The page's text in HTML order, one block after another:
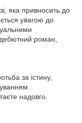
яка привносить до
увагою до
роман,
за істину,
надовго.